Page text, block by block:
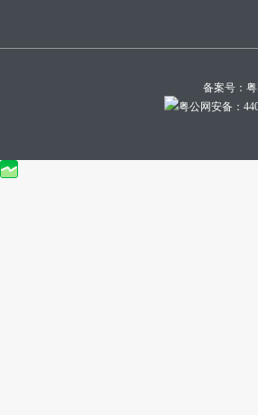
备案号：
粤公网安备：